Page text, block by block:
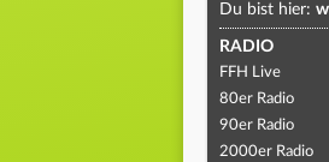
Du bist hier:
RADIO
FFH Live
80er Radio
90er Radio
2000er Radio